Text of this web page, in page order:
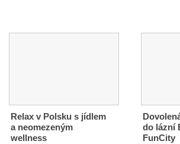
Relax v Polsku s jídlem
a neomezeným
wellness
do lázní
FunCity